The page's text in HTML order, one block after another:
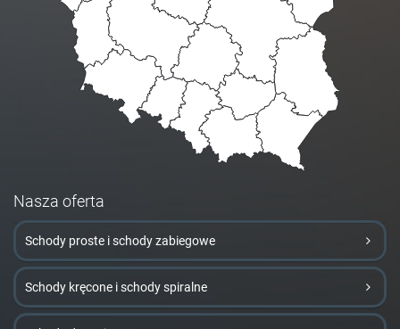
Nasza oferta
Schody proste i schody zabiegowe
Schody kręcone i schody spiralne